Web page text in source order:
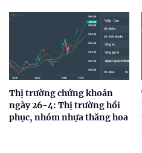
Thị trường chứng khoán
ngày 26-4: Thị trường hồi
phục, nhóm nhựa thăng hoa